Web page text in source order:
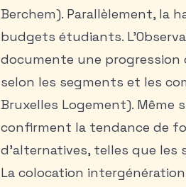
Berchem). Parallèlement, la
budgets étudiants.
documente une progression
selon les segments et les
Bruxelles Logement). Même
confirment la tendance de
d’alternatives, telles que les
La colocation